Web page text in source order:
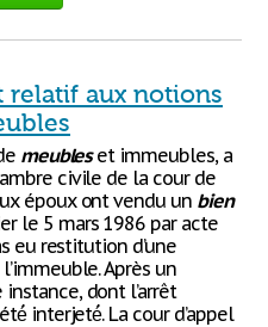
relatif aux notions
meubleset immeubles, a
civile de la cour de
époux ont vendu un bien
le 5 mars 1986 par acte
eu restitution d’une
Après un
dont l’arrêt
interjeté́. La cour d’appel